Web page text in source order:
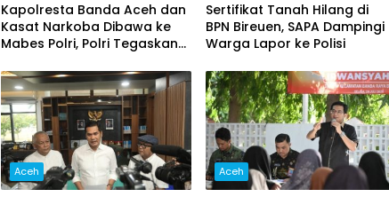
Kapolresta Banda Aceh dan
Kasat Narkoba Dibawa ke
Mabes Polri, Polri Tegaskan
dan Transparan
Sertifikat Tanah Hilang di
BPN Bireuen, SAPA Dampingi
Warga Lapor ke Polisi
Aceh Aceh